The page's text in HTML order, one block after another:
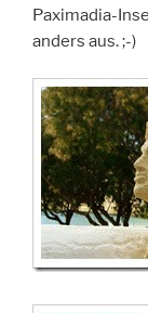
Paximadia-
anders aus. ;-)